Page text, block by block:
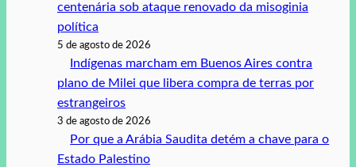
centenária sob ataque renovado da misoginia
política
5 de agosto de 2026
Indígenas marcham em Buenos Aires contra
plano de Milei que libera compra de terras por
estrangeiros
3 de agosto de 2026
Por que a Arábia Saudita detém a chave para o
Estado Palestino